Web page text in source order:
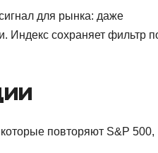
для рынка: даже
Индекс сохраняет фильтр
повторяют S&P 500,